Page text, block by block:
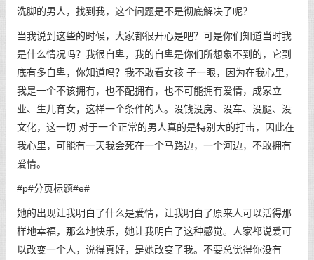
洗脚的男人，找到我，这个问题是不是彻底解决了呢？
当我说到这些的时候，大家都很开心是吧？可是你们知道当时我
是什么情况吗？我很自卑，我的自卑是你们所想象不到的，它到
底有多自卑，你知道吗？我不敢看女孩 子一眼，因为在我心里，
我是一个不该拥有，也不配拥有，也不可能拥有爱情，成家立
业、生儿育女，这样一个条件的人。没钱没房、没车、没腿、没
文化，这一切 对于一个正常的男人真的是特别大的打击，因此在
我心里，可能有一天我会死在一个马路边，一个河边，不敢拥有
爱情。
#p#分页标题#e#
她的出现让我明白了什么是爱情，让我明白了原来人可以活得那
样地幸福，那么地快乐，她让我明白了这种感觉。人家都说爱可
以改变一个人，说得真好，是她改变了我。不要总觉得你没有